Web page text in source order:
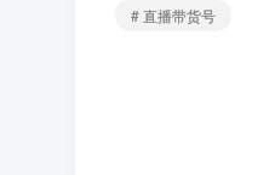
# 直播带货号